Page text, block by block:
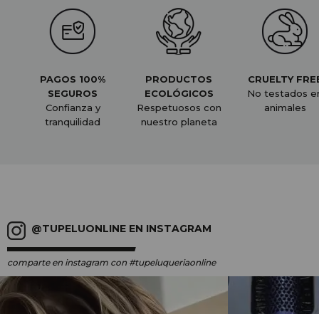
PAGOS 100%
SEGUROS
Confianza y
tranquilidad
PRODUCTOS
ECOLÓGICOS
Respetuosos con
nuestro planeta
CRUELTY
No testados
animales
@TUPELUONLINE EN INSTAGRAM
comparte en instagram con #tupeluqueriaonline